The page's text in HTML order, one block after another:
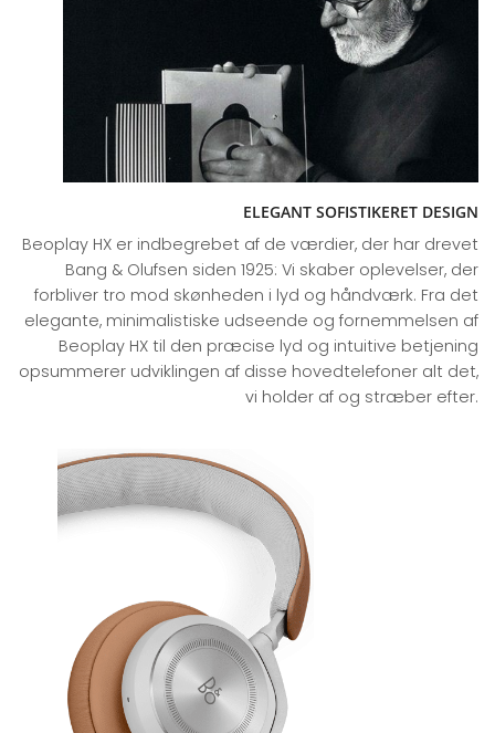
ELEGANT SOFISTIKERET DESIGN
Beoplay HX er indbegrebet af de værdier, der har drevet
Bang & Olufsen siden 1925: Vi skaber oplevelser, der
forbliver tro mod skønheden i lyd og håndværk. Fra det
elegante, minimalistiske udseende og fornemmelsen af
Beoplay HX til den præcise lyd og intuitive betjening
opsummerer udviklingen af disse hovedtelefoner alt det,
vi holder af og stræber efter.